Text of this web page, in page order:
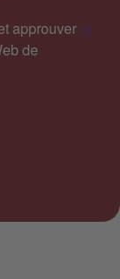
approuver la
de